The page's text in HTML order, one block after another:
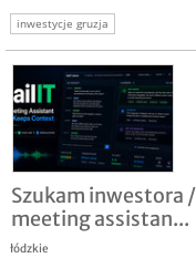
inwestycje gruzja
Szukam inwestora
meeting assistan...
łódzkie